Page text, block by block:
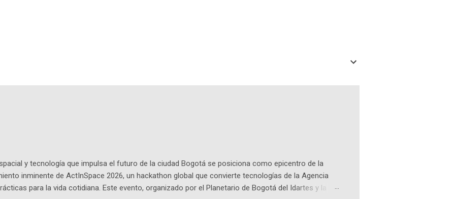
y tecnología que impulsa el futuro de la ciudad Bogotá se posiciona como epicentro de la
inminente de ActInSpace 2026, un hackathon global que convierte tecnologías de la Agencia
para la vida cotidiana. Este evento, organizado por el Planetario de Bogotá del Idartes y la